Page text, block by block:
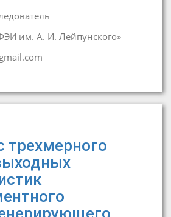
им. А. И. Лейпунского»
трехмерного